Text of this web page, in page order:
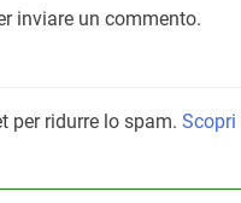
inviare un commento.
per ridurre lo spam.